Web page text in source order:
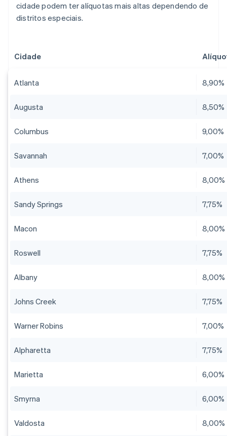
cidade podem ter alíquotas mais altas dependendo de
distritos especiais.
Cidade
Atlanta 8,90%
Augusta 8,50%
Columbus 9,00%
Savannah 7,00%
Athens 8,00%
Sandy Springs 7,75%
Macon 8,00%
Roswell 7,75%
Albany 8,00%
Johns Creek 7,75%
Warner Robins 7,00%
Alpharetta 7,75%
Marietta 6,00%
Smyrna 6,00%
Valdosta 8,00%